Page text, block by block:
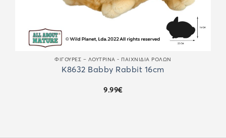
ΦΙΓΟΎΡΕΣ – ΛΟΎΤΡΙΝΑ - ΠΑΙΧΝΊΔΙΑ ΡΌΛΩΝ
K8632 Babby Rabbit 16cm
9.99€